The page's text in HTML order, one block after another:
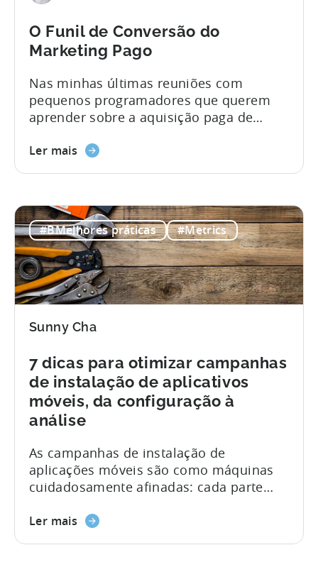
O Funil de Conversão do
Marketing Pago
Nas minhas últimas reuniões com
pequenos programadores que querem
aprender sobre a aquisição paga de
conversão do marketing pago. Parece um
a comprar instalações, é provavelmente
o conceito mais importante a entender.
Aqui está um slide que resume o...
Ler mais
#BMelhores práticas #Metrics
Sunny Cha
7 dicas para otimizar campanhas
de instalação de aplicativos
móveis, da configuração à
análise
As campanhas de instalação de
aplicações móveis são como máquinas
cuidadosamente afinadas: cada parte
uma explosão (no seu orçamento de
Ler mais